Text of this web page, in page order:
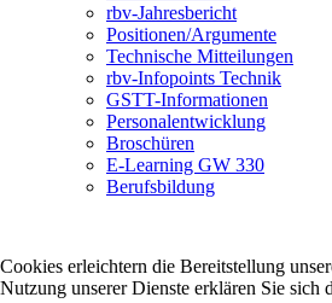
rbv-Jahresbericht
Positionen/Argumente
Technische Mitteilungen
rbv-Infopoints Technik
GSTT-Informationen
Personalentwicklung
Broschüren
E-Learning GW 330
Berufsbildung
Cookies erleichtern die Bereitstellung
Nutzung unserer Dienste erklären Sie sich